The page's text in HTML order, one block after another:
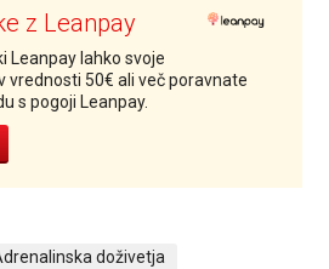
z Leanpay
Leanpay lahko svoje
vrednosti 50€ ali več poravnate
s pogoji Leanpay.
doživetja